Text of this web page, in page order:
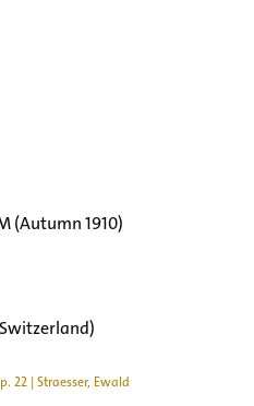
(Autumn 1910)
22 | Straesser, Ewald